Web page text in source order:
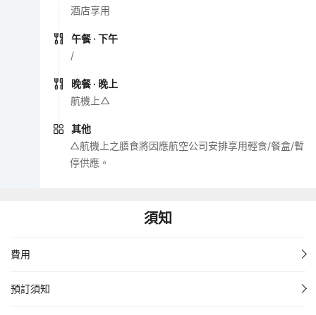
酒店享用
午餐 · 下午
/
晚餐 · 晚上
航機上△
其他
△航機上之膳食將因應航空公司安排享用輕食/餐盒/暫
停供應。
須知
費用
預訂須知